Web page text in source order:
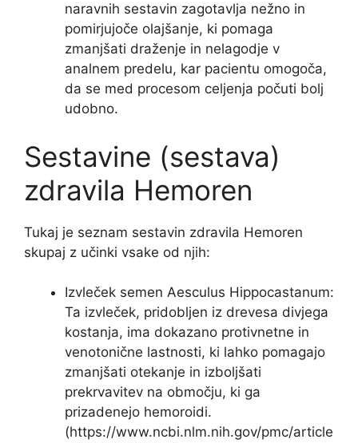
naravnih sestavin zagotavlja nežno in
pomirjujoče olajšanje, ki pomaga
zmanjšati draženje in nelagodje v
analnem predelu, kar pacientu omogoča,
da se med procesom celjenja počuti bolj
udobno.
Sestavine (sestava)
zdravila Hemoren
Tukaj je seznam sestavin zdravila Hemoren
skupaj z učinki vsake od njih:
Izvleček semen Aesculus Hippocastanum:
Ta izvleček, pridobljen iz drevesa divjega
kostanja, ima dokazano protivnetne in
venotonične lastnosti, ki lahko pomagajo
zmanjšati otekanje in izboljšati
prekrvavitev na območju, ki ga
prizadenejo hemoroidi.
(https://www.ncbi.nlm.nih.gov/pmc/article